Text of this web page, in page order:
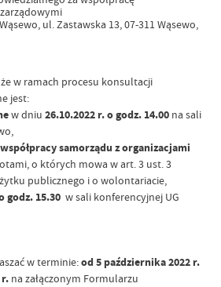
ul. Zastawska 13, 07-311 Wąsewo,
w ramach procesu konsultacji
jest:
w dniu 26.10.2022 r. o godz. 14.00 na sali
samorządu z organizacjami
o których mowa w art. 3 ust. 3
publicznego i o wolontariacie,
godz. 15.30 w sali konferencyjnej UG
w terminie:od 5 października 2022 r.
na załączonym Formularzu